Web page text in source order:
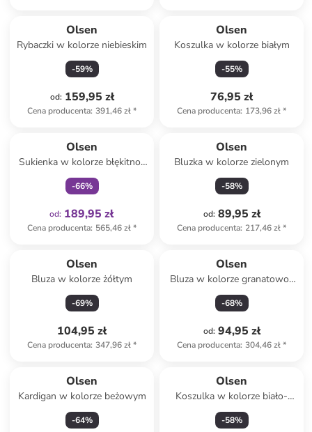
Olsen
Rybaczki w kolorze niebieskim
-59%
od: 159,95 zł
Cena producenta: 391,46 zł*
Olsen
Koszulka w kolorze białym
-55%
76,95 zł
Cena producenta: 173,96 zł*
Olsen
Sukienka w kolorze błękitno-
białym
-66%
od: 189,95 zł
Cena producenta: 565,46 zł*
Olsen
Bluzka w kolorze zielonym
-58%
od: 89,95 zł
Cena producenta: 217,46 zł*
Olsen
Bluza w kolorze żółtym
-69%
104,95 zł
Cena producenta: 347,96 zł*
Olsen
Bluza w kolorze granatowo-
błękitno-białym
-68%
od: 94,95 zł
Cena producenta: 304,46 zł*
Olsen
Kardigan w kolorze beżowym
-64%
Olsen
Koszulka w kolorze biało-
granatowym
-58%